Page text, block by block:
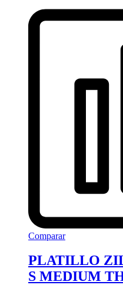
Comparar
PLATILLO
S MEDIUM